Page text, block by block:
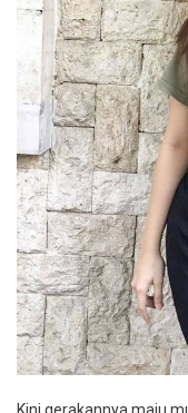
Kini gerakannya maju